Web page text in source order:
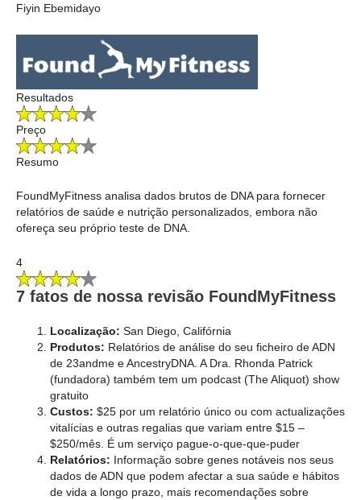
Fiyin Ebemidayo
Resultados
Preço
Resumo
FoundMyFitness analisa dados brutos de DNA para fornecer
relatórios de saúde e nutrição personalizados, embora não
ofereça seu próprio teste de DNA.
4
7 fatos de nossa revisão FoundMyFitness
Localização: San Diego, Califórnia
Produtos: Relatórios de análise do seu ficheiro de ADN
de 23andme e AncestryDNA. A Dra. Rhonda Patrick
(fundadora) também tem um podcast (The Aliquot) show
gratuito
Custos: $25 por um relatório único ou com actualizações
vitalícias e outras regalias que variam entre $15 –
$250/mês. É um serviço pague-o-que-que-puder
Relatórios: Informação sobre genes notáveis nos seus
dados de ADN que podem afectar a sua saúde e hábitos
de vida a longo prazo, mais recomendações sobre